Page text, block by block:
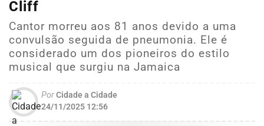
Cliff
Cantor morreu aos 81 anos devido a uma
convulsão seguida de pneumonia. Ele é
considerado um dos pioneiros do estilo
musical que surgiu na Jamaica
PorCidade a Cidade
24/11/2025 12:56